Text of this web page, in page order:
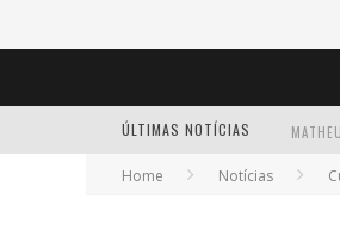
ÚLTIMAS NOTÍCIAS
Home Notícias